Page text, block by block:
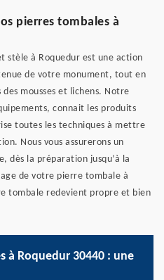
pierres tombales à
stèle à Roquedur est une action
de votre monument, tout en
mousses et lichens. Notre
connait les produits
toutes les techniques à mettre
Nous vous assurerons un
dès la préparation jusqu’à la
de votre pierre tombale à
tombale redevient propre et bien
à Roquedur 30440 : une